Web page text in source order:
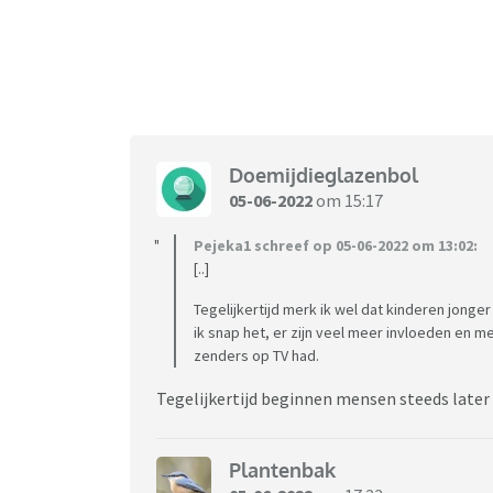
van een kind. Hoe zijn deze beelden, die
in hebben.
Ik weet dat ik, door dit onderwerp ter
haren in strijk. Het groepje dat alle kritiek
ook ouders zijn die gewoon goed onderwijs
onderwerpen welke tijdens puberteit
vroege voorlichting, aan kleine kinderen in
mening te ver.
Doemijdieglazenbol
05-06-2022om 15:17
Pejeka1 schreef op 05-06-2022 om 13:02:
[..]
Tegelijkertijd merk ik wel dat kinderen
ik snap het, er zijn veel meer invloeden en
zenders op TV had.
Tegelijkertijd beginnen mensen steeds later
Plantenbak